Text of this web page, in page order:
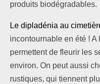
produits biodégradables.
Le dipladénia au
incontournable en été ! A
permettent de fleurir les
environ. On peut aussi
rustiques, qui tiennent